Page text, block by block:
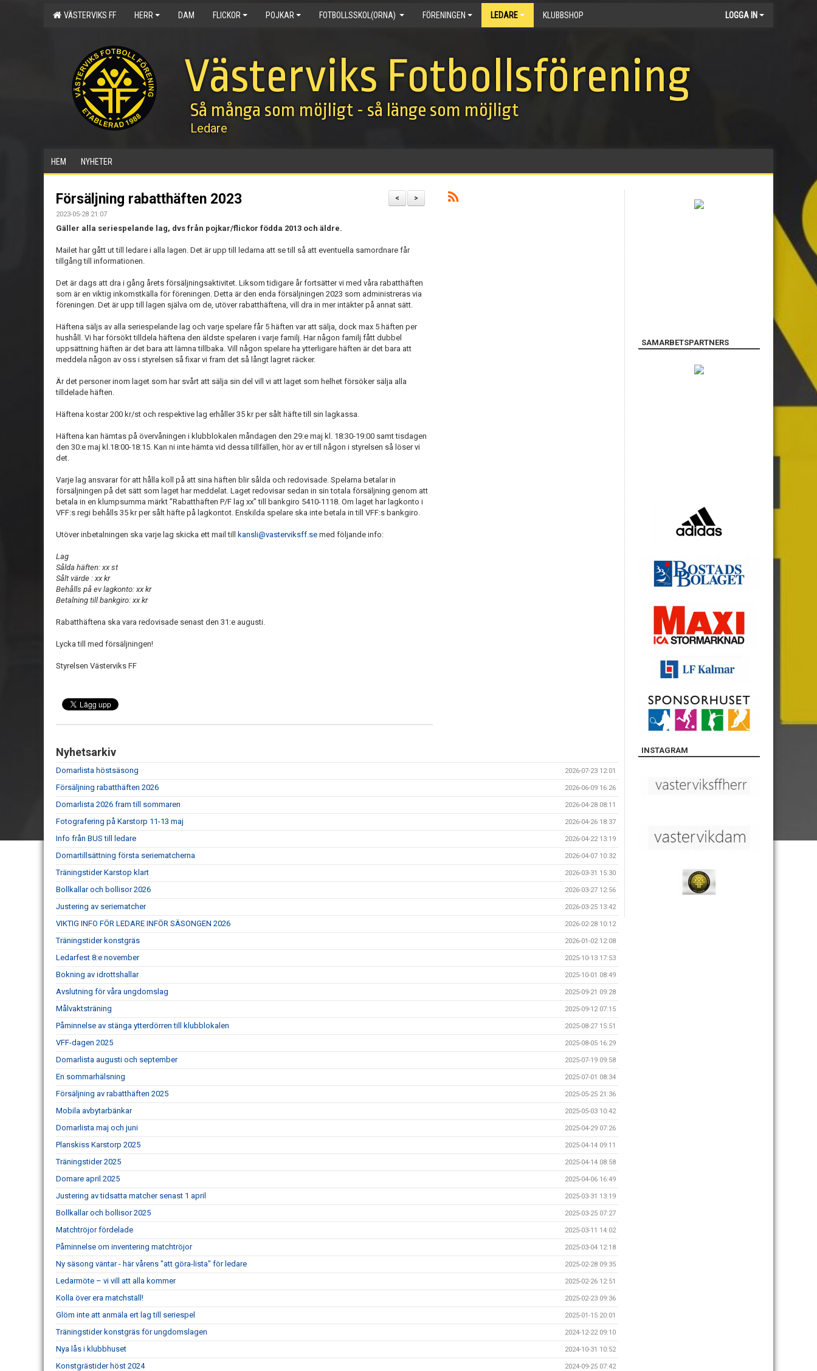
VÄSTERVIKS FF HERR DAM FLICKOR POJKAR FOTBOLLSSKOL(ORNA) FÖRENINGEN LEDARE KLUBBSHOP LOGGA IN
Västerviks Fotbollsförening
Så många som möjligt - så länge som möjligt
Ledare
HEM NYHETER
>
<
Försäljning rabatthäften 2023
2023-05-28 21:07
Gäller alla seriespelande lag, dvs från pojkar/flickor födda 2013 och äldre.
Mailet har gått ut till ledare i alla lagen. Det är upp till ledarna att se till så att eventuella samordnare får
tillgång till informationen.
Det är dags att dra i gång årets försäljningsaktivitet. Liksom tidigare år fortsätter vi med våra rabatthäften
som är en viktig inkomstkälla för föreningen. Detta är den enda försäljningen 2023 som administreras via
föreningen. Det är upp till lagen själva om de, utöver rabatthäftena, vill dra in mer intäkter på annat sätt.
Häftena säljs av alla seriespelande lag och varje spelare får 5 häften var att sälja, dock max 5 häften per
hushåll. Vi har försökt tilldela häftena den äldste spelaren i varje familj. Har någon familj fått dubbel
uppsättning häften är det bara att lämna tillbaka. Vill någon spelare ha ytterligare häften är det bara att
meddela någon av oss i styrelsen så fixar vi fram det så långt lagret räcker.
Är det personer inom laget som har svårt att sälja sin del vill vi att laget som helhet försöker sälja alla
tilldelade häften.
Häftena kostar 200 kr/st och respektive lag erhåller 35 kr per sålt häfte till sin lagkassa.
Häftena kan hämtas på övervåningen i klubblokalen måndagen den 29:e maj kl. 18:30-19:00 samt tisdagen
den 30:e maj kl.18:00-18:15. Kan ni inte hämta vid dessa tillfällen, hör av er till någon i styrelsen så löser vi
det.
Varje lag ansvarar för att hålla koll på att sina häften blir sålda och redovisade. Spelarna betalar in
försäljningen på det sätt som laget har meddelat. Laget redovisar sedan in sin totala försäljning genom att
betala in en klumpsumma märkt ”Rabatthäften P/F lag xx” till bankgiro 5410-1118. Om laget har lagkonto i
VFF:s regi behålls 35 kr per sålt häfte på lagkontot. Enskilda spelare ska inte betala in till VFF:s bankgiro.
Utöver inbetalningen ska varje lag skicka ett mail till kansli@vasterviksff.se med följande info:
Lag
Sålda häften: xx st
Sålt värde : xx kr
Behålls på ev lagkonto: xx kr
Betalning till bankgiro: xx kr
Rabatthäftena ska vara redovisade senast den 31:e augusti.
Lycka till med försäljningen!
Styrelsen Västerviks FF
Nyhetsarkiv
Domarlista höstsäsong 2026-07-23 12:01
Försäljning rabatthäften 2026 2026-06-09 16:26
Domarlista 2026 fram till sommaren 2026-04-28 08:11
Fotografering på Karstorp 11-13 maj 2026-04-26 18:37
Info från BUS till ledare 2026-04-22 13:19
Domartillsättning första seriematcherna 2026-04-07 10:32
Träningstider Karstop klart 2026-03-31 15:30
Bollkallar och bollisor 2026 2026-03-27 12:56
Justering av seriematcher 2026-03-25 13:42
VIKTIG INFO FÖR LEDARE INFÖR SÄSONGEN 2026 2026-02-28 10:12
Träningstider konstgräs 2026-01-02 12:08
Ledarfest 8:e november 2025-10-13 17:53
Bokning av idrottshallar 2025-10-01 08:49
Avslutning för våra ungdomslag 2025-09-21 09:28
Målvaktsträning 2025-09-12 07:15
Påminnelse av stänga ytterdörren till klubblokalen 2025-08-27 15:51
VFF-dagen 2025 2025-08-05 16:29
Domarlista augusti och september 2025-07-19 09:58
En sommarhälsning 2025-07-01 08:34
Försäljning av rabatthäften 2025 2025-05-25 21:36
Mobila avbytarbänkar 2025-05-03 10:42
Domarlista maj och juni 2025-04-29 07:26
Planskiss Karstorp 2025 2025-04-14 09:11
Träningstider 2025 2025-04-14 08:58
Domare april 2025 2025-04-06 16:49
Justering av tidsatta matcher senast 1 april 2025-03-31 13:19
Bollkallar och bollisor 2025 2025-03-25 07:27
Matchtröjor fördelade 2025-03-11 14:02
Påminnelse om inventering matchtröjor 2025-03-04 12:18
Ny säsong väntar - här vårens "att göra-lista" för ledare 2025-02-28 09:35
Ledarmöte – vi vill att alla kommer 2025-02-26 12:51
Kolla över era matchställ! 2025-02-23 09:36
Glöm inte att anmäla ert lag till seriespel 2025-01-15 20:01
Träningstider konstgräs för ungdomslagen 2024-12-22 09:10
Nya lås i klubbhuset 2024-10-31 10:52
Konstgrästider höst 2024 2024-09-25 07:42
SAMARBETSPARTNERS
INSTAGRAM